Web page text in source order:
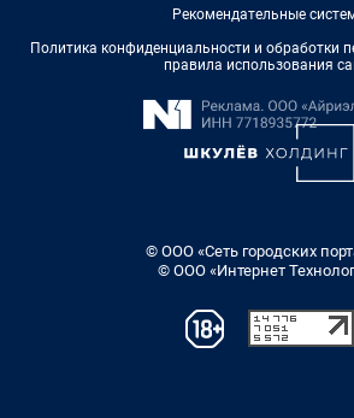
Рекомендательные
Политика конфиденциальности и обработки
правила использования
© ООО «Сеть городских
© ООО «Интернет